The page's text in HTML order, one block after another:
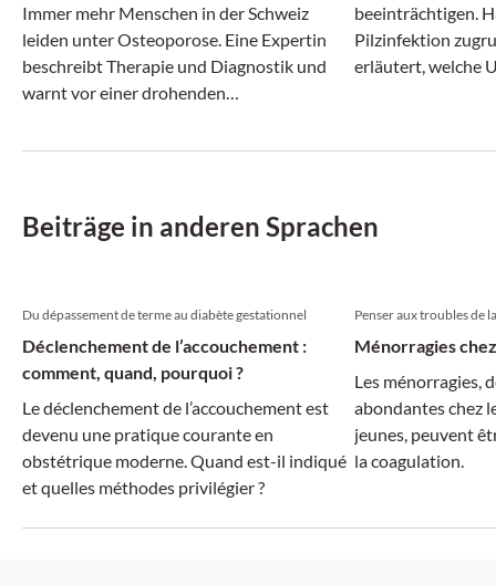
Immer mehr Menschen in der Schweiz
leiden unter Osteoporose. Eine Expertin
beschreibt Therapie und Diagnostik und
warnt vor einer drohenden
beeinträchtigen.
Pilzinfektion
erläutert, welche
Beiträge in anderen Sprachen
Du dépassement de terme au diabète gestationnel
Déclenchement de l’accouchement :
comment, quand, pourquoi ?
Le déclenchement de l’accouchement est
devenu une pratique courante en
obstétrique moderne. Quand est-il indiqué
et quelles méthodes privilégier ?
Penser aux troubles de
Ménorragies
Les ménorragies,
abondantes chez
jeunes, peuvent
la coagulation.